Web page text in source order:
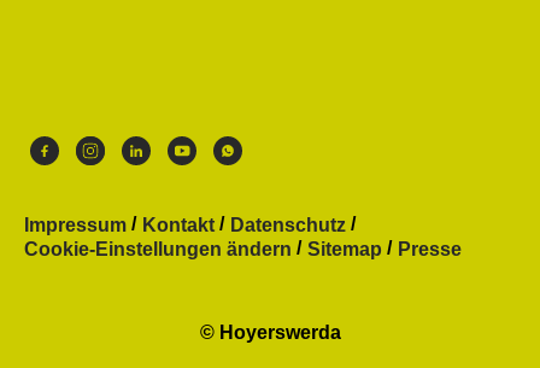
Impressum Kontakt
Datenschutz
Cookie-Einstellungen ändern
Sitemap Presse
© Hoyerswerda